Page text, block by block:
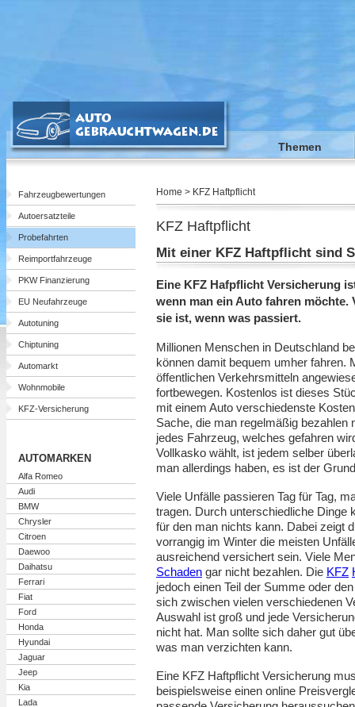
Themen
Fahrzeugbewertungen
Autoersatzteile
Probefahrten
Reimportfahrzeuge
PKW Finanzierung
EU Neufahrzeuge
Autotuning
Chiptuning
Automarkt
Wohnmobile
KFZ-Versicherung
AUTOMARKEN
Alfa Romeo
Audi
BMW
Chrysler
Citroen
Daewoo
Daihatsu
Ferrari
Fiat
Ford
Honda
Hyundai
Jaguar
Jeep
Kia
Lada
Home > KFZ Haftpflicht
KFZ Haftpflicht
Mit einer KFZ Haftpflicht sind
Eine KFZ Hafpflicht Versicherung
wenn man ein Auto fahren
sie ist, wenn was passiert.
Millionen Menschen in Deutschland
können damit bequem umher fahren.
öffentlichen Verkehrsmitteln
fortbewegen. Kostenlos ist dieses
mit einem Auto verschiedenste
Sache, die man regelmäßig bezahlen
jedes Fahrzeug, welches gefahren
Vollkasko wählt, ist jedem selber
man allerdings haben, es ist der
Viele Unfälle passieren Tag für Tag,
tragen. Durch unterschiedliche Dinge
für den man nichts kann. Dabei zeigt
vorrangig im Winter die meisten
ausreichend versichert sein. Viele
Schaden gar nicht bezahlen. Die KFZ
jedoch einen Teil der Summe oder
sich zwischen vielen verschiedenen
Auswahl ist groß und jede
nicht hat. Man sollte sich daher gut
was man verzichten kann.
Eine KFZ Haftpflicht Versicherung
beispielsweise einen online